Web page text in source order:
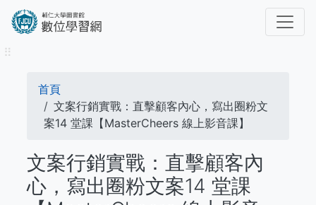
內
⠿
導
航
連
結
首頁
文案行銷實戰：直擊顧客內心，寫出圈粉文
案14 堂課【MasterCheers 線上影音課】
文案行銷實戰：直擊顧客內
心，寫出圈粉文案14 堂課